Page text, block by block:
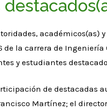
de la carrera de
y estudiantes
de destacadas
Martínez; el